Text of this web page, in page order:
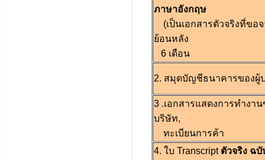
ภาษาอังกฤษ
(เป็นเอกสารตัวจริงที่ขอ
ย้อนหลัง
6 เดือน
2. สมุดบัญชีธนาคารของผู้
3 .เอกสารแสดงการทำงา
บริษัท,
ทะเบียนการค้า
4. ใบ Transcript ตัวจริง ฉ